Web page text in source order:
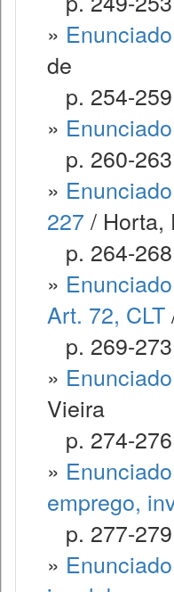
»
de
p. 254-259
»
p. 260-263
»
227 / Horta,
p. 264-268
»
Art. 72, CLT
p. 269-273
»
Vieira
p. 274-276
»
emprego,
p. 277-279
»